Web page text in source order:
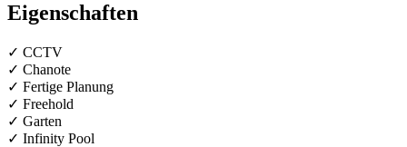
Eigenschaften
✓ CCTV
✓ Chanote
✓ Fertige Planung
✓ Freehold
✓ Garten
✓ Infinity Pool